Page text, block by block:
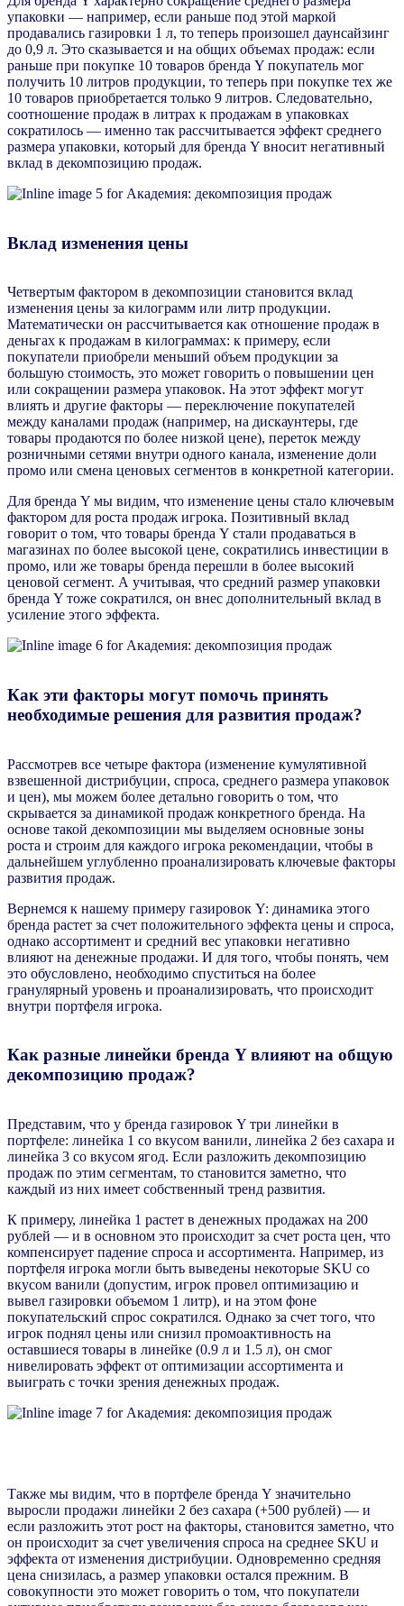
упаковки — например, если раньше под этой маркой
продавались газировки 1 л, то теперь произошел даунсайзинг
до 0,9 л. Это сказывается и на общих объемах продаж: если
раньше при покупке 10 товаров бренда Y покупатель мог
получить 10 литров продукции, то теперь при покупке тех же
10 товаров приобретается только 9 литров. Следовательно,
соотношение продаж в литрах к продажам в упаковках
сократилось — именно так рассчитывается эффект среднего
размера упаковки, который для бренда Y вносит негативный
вклад в декомпозицию продаж.
Вклад изменения цены
Четвертым фактором в декомпозиции становится вклад
изменения цены за килограмм или литр продукции.
Математически он рассчитывается как отношение продаж в
деньгах к продажам в килограммах: к примеру, если
покупатели приобрели меньший объем продукции за
большую стоимость, это может говорить о повышении цен
или сокращении размера упаковок. На этот эффект могут
влиять и другие факторы — переключение покупателей
между каналами продаж (например, на дискаунтеры, где
товары продаются по более низкой цене), переток между
розничными сетями внутри одного канала, изменение доли
промо или смена ценовых сегментов в конкретной категории.
Для бренда Y мы видим, что изменение цены стало ключевым
фактором для роста продаж игрока. Позитивный вклад
говорит о том, что товары бренда Y стали продаваться в
магазинах по более высокой цене, сократились инвестиции в
промо, или же товары бренда перешли в более высокий
ценовой сегмент. А учитывая, что средний размер упаковки
бренда Y тоже сократился, он внес дополнительный вклад в
усиление этого эффекта.
Как эти факторы могут помочь принять
необходимые решения для развития продаж?
Рассмотрев все четыре фактора (изменение кумулятивной
взвешенной дистрибуции, спроса, среднего размера упаковок
и цен), мы можем более детально говорить о том, что
скрывается за динамикой продаж конкретного бренда. На
основе такой декомпозиции мы выделяем основные зоны
роста и строим для каждого игрока рекомендации, чтобы в
дальнейшем углубленно проанализировать ключевые факторы
развития продаж.
Вернемся к нашему примеру газировок Y: динамика этого
бренда растет за счет положительного эффекта цены и спроса,
однако ассортимент и средний вес упаковки негативно
влияют на денежные продажи. И для того, чтобы понять, чем
это обусловлено, необходимо спуститься на более
гранулярный уровень и проанализировать, что происходит
внутри портфеля игрока.
Как разные линейки бренда Y влияют на общую
декомпозицию продаж?
Представим, что у бренда газировок Y три линейки в
портфеле: линейка 1 со вкусом ванили, линейка 2 без сахара и
линейка 3 со вкусом ягод. Если разложить декомпозицию
продаж по этим сегментам, то становится заметно, что
каждый из них имеет собственный тренд развития.
К примеру, линейка 1 растет в денежных продажах на 200
рублей — и в основном это происходит за счет роста цен, что
компенсирует падение спроса и ассортимента. Например, из
портфеля игрока могли быть выведены некоторые SKU со
вкусом ванили (допустим, игрок провел оптимизацию и
вывел газировки объемом 1 литр), и на этом фоне
покупательский спрос сократился. Однако за счет того, что
игрок поднял цены или снизил промоактивность на
оставшиеся товары в линейке (0.9 л и 1.5 л), он смог
нивелировать эффект от оптимизации ассортимента и
выиграть с точки зрения денежных продаж.
Также мы видим, что в портфеле бренда Y значительно
выросли продажи линейки 2 без сахара (+500 рублей) — и
если разложить этот рост на факторы, становится заметно, что
он происходит за счет увеличения спроса на среднее SKU и
эффекта от изменения дистрибуции. Одновременно средняя
цена снизилась, а размер упаковки остался прежним. В
совокупности это может говорить о том, что покупатели